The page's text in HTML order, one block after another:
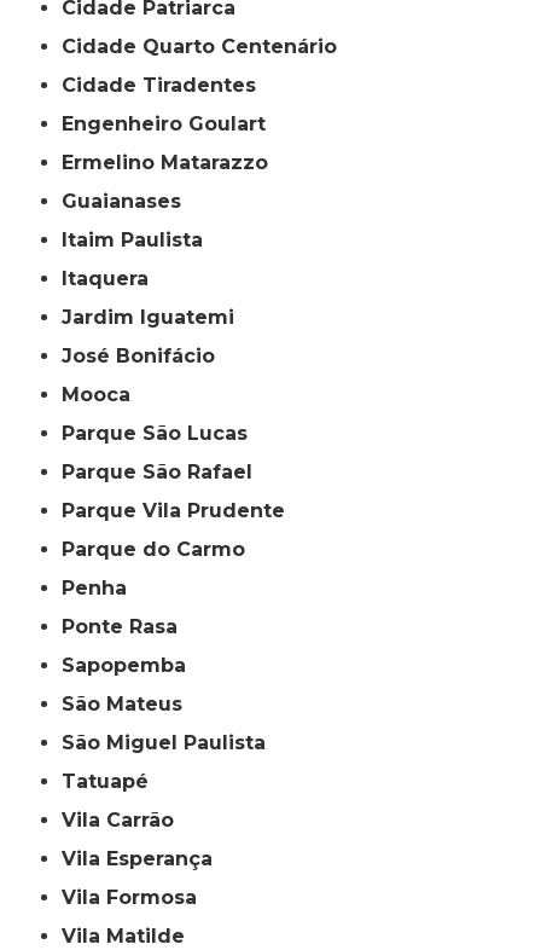
Cidade Patriarca
Cidade Quarto Centenário
Cidade Tiradentes
Engenheiro Goulart
Ermelino Matarazzo
Guaianases
Itaim Paulista
Itaquera
Jardim Iguatemi
José Bonifácio
Mooca
Parque São Lucas
Parque São Rafael
Parque Vila Prudente
Parque do Carmo
Penha
Ponte Rasa
Sapopemba
São Mateus
São Miguel Paulista
Tatuapé
Vila Carrão
Vila Esperança
Vila Formosa
Vila Matilde